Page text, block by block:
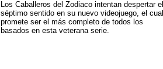
Los Caballeros del Zodiaco intentan despertar el
séptimo sentido en su nuevo videojuego, el cual
promete ser el más completo de todos los
basados en esta veterana serie.